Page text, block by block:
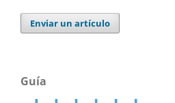
Enviar un artículo
Guía